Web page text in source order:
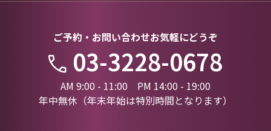
ご予約・お問い合わせお気軽にどうぞ
03-3228-0678
AM 9:00 - 11:00 PM 14:00 - 19:00
年中無休（年末年始は特別時間となります）